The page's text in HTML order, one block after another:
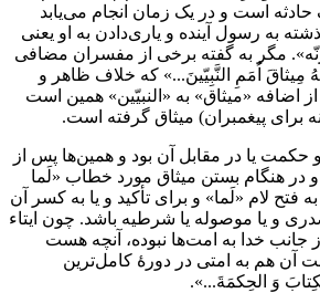
است و در یک زمان انجام مى‌يابد
به رسول آينده و يارى‌دادن به او يعنى
مگر به گفته برخى ‌از مفسران مضافى
مِيثاقَ اُمَمِ النَّبِيّينَ...» كه خلاف ظاهر و
اضافه «ميثاق» به «النبيّين» همين است
براى پيغمبران) ميثاق گرفته است.
و حكمت يا در مقابل آن بود و همين‌ها پس از
در هنگام بستن ميثاق مورد خطاب «لَما
فتح لام «لَما» و براى تأكيد و يا به كسر آن
و يا موصوله يا شرطيه باشد. چون ايتاء
جانب خدا به امت‌ها نبوده، آنچه هست
آن هم به امتى در دورۀ كامل‌ترين
وَ الحِكمَةَ...».